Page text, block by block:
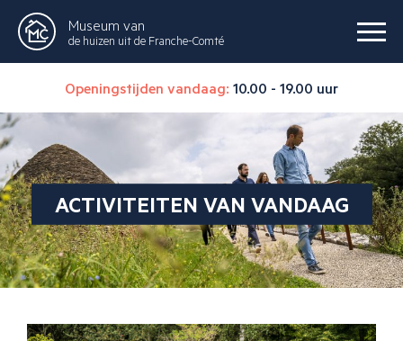
Museum van
de huizen uit de Franche-Comté
Openingstijden vandaag: 10.00 - 19.00 uur
ACTIVITEITEN VAN VANDAAG